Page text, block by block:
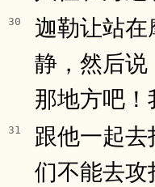
30
迦勒让站
静，然后说
那地方吧！
31
跟他一起去
们不能去